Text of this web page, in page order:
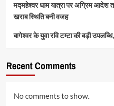
मद्महेश्वर धाम यात्रा पर अग्रिम आदेश
खराब स्थिति बनी वजह
बागेश्वर के युवा रवि टम्टा की बड़ी
Recent Comments
No comments to show.